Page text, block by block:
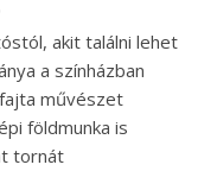
akit találni lehet
a színházban
művészet
földmunka is
tornát